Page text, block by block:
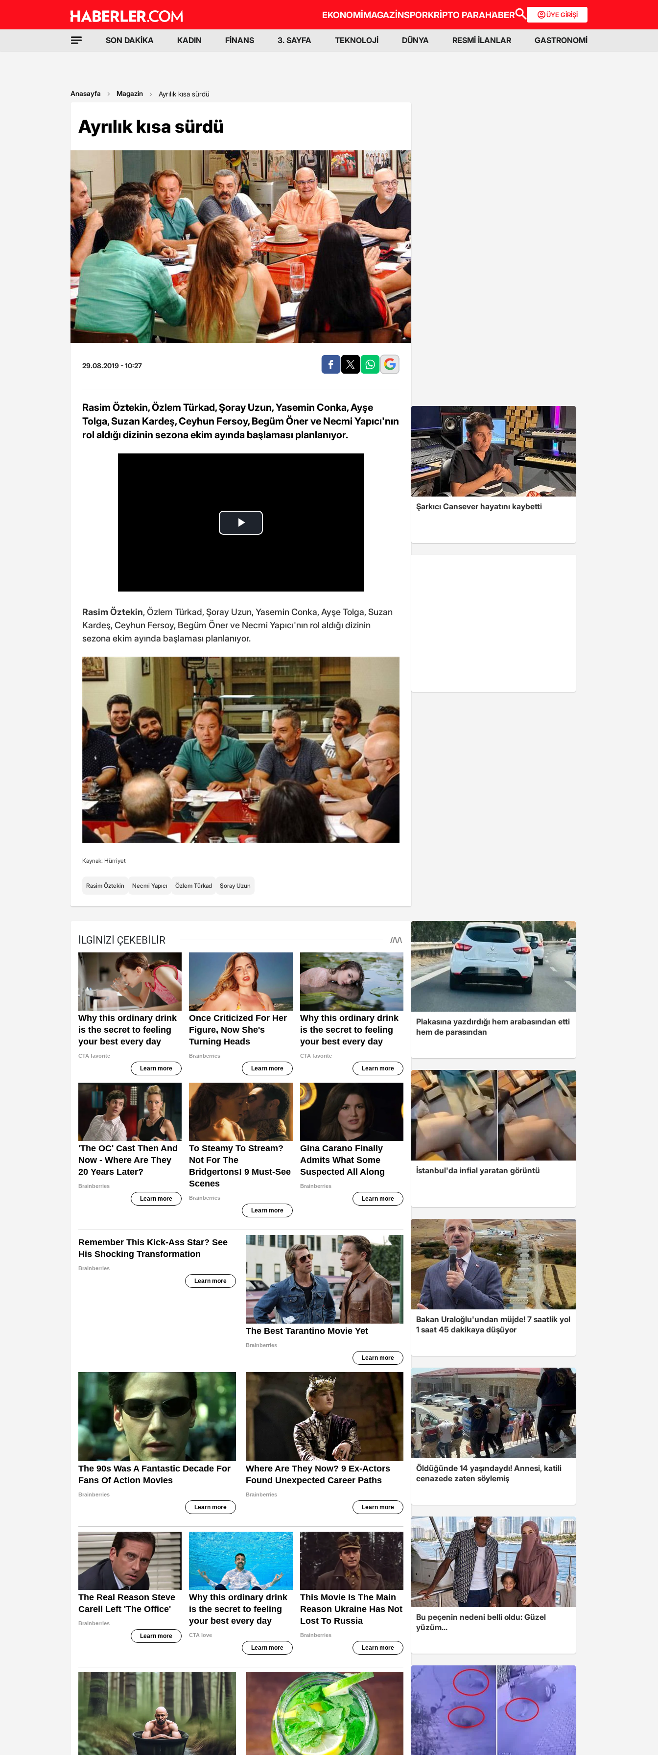
EKONOMİMAGAZİNSPORKRİPTO PARAHABER ÜYE GİRİŞİ
SON DAKİKA KADIN FİNANS 3. SAYFA TEKNOLOJİ DÜNYA RESMİ İLANLAR GASTRONOMİ
Anasayfa Magazin Ayrılık kısa sürdü
Ayrılık kısa sürdü
29.08.2019 - 10:27
Rasim Öztekin, Özlem Türkad, Şoray Uzun, Yasemin Conka, Ayşe
Tolga, Suzan Kardeş, Ceyhun Fersoy, Begüm Öner ve Necmi Yapıcı'nın
rol aldığı dizinin sezona ekim ayında başlaması planlanıyor.
Rasim Öztekin, Özlem Türkad, Şoray Uzun, Yasemin Conka, Ayşe Tolga, Suzan
Kardeş, Ceyhun Fersoy, Begüm Öner ve Necmi Yapıcı'nın rol aldığı dizinin
sezona ekim ayında başlaması planlanıyor.
Kaynak: Hürriyet
Rasim Öztekin Necmi Yapıcı Özlem Türkad Şoray Uzun
Şarkıcı Cansever hayatını kaybetti
Plakasına yazdırdığı hem arabasından etti
hem de parasından
İstanbul'da infial yaratan görüntü
Bakan Uraloğlu'undan müjde! 7 saatlik yol
1 saat 45 dakikaya düşüyor
Öldüğünde 14 yaşındaydı! Annesi, katili
cenazede zaten söylemiş
Bu peçenin nedeni belli oldu: Güzel
yüzüm...